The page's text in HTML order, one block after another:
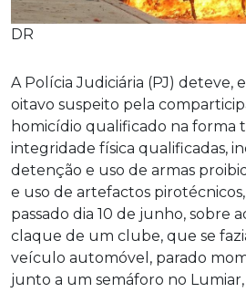
DR
A Polícia Judiciária (PJ) deteve,
oitavo suspeito pela
homicídio qualificado na forma
integridade física qualificadas,
detenção e uso de armas
e uso de artefactos
passado dia 10 de junho, sobre
claque de um clube, que se
veículo automóvel, parado
junto a um semáforo no Lumiar,